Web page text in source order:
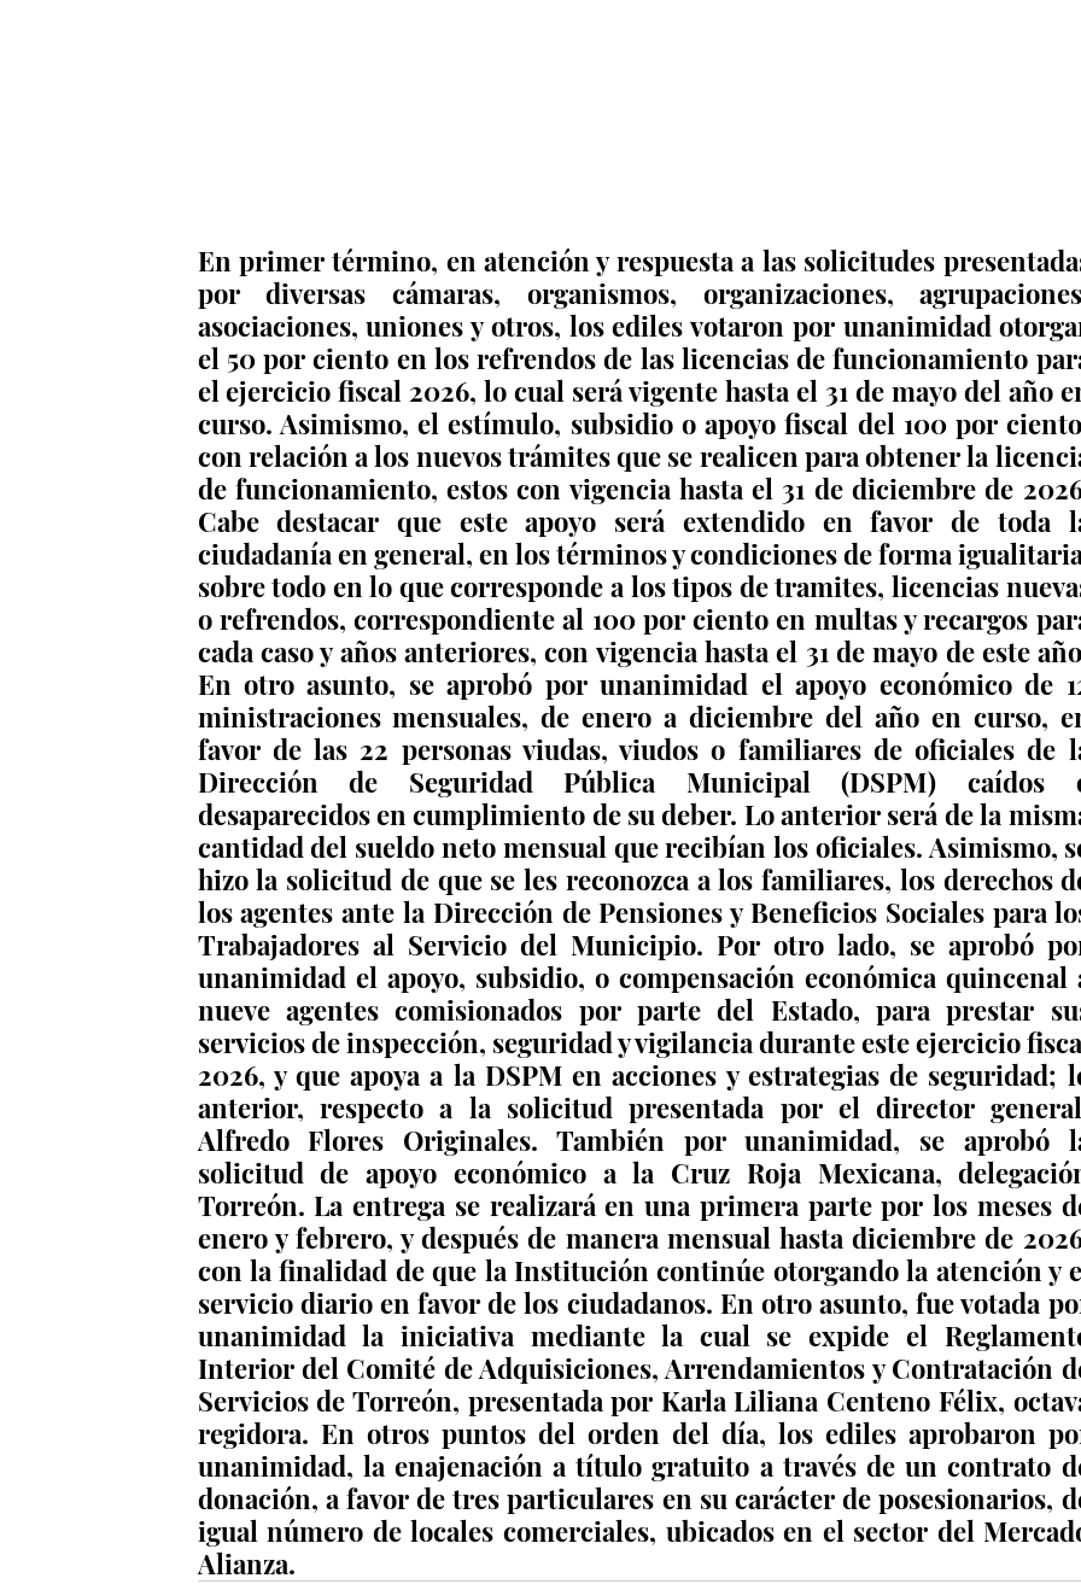
En primer término, en atención y respuesta a las solicitudes
por diversas cámaras, organismos, organizaciones,
asociaciones, uniones y otros, los ediles votaron por unanimidad
el 50 por ciento en los refrendos de las licencias de funcionamiento
el ejercicio fiscal 2026, lo cual será vigente hasta el 31 de mayo del año
curso. Asimismo, el estímulo, subsidio o apoyo fiscal del 100 por
con relación a los nuevos trámites que se realicen para obtener la
de funcionamiento, estos con vigencia hasta el 31 de diciembre de
Cabe destacar que este apoyo será extendido en favor de toda
ciudadanía en general, en los términos y condiciones de forma
sobre todo en lo que corresponde a los tipos de tramites, licencias
o refrendos, correspondiente al 100 por ciento en multas y recargos
cada caso y años anteriores, con vigencia hasta el 31 de mayo de este
En otro asunto, se aprobó por unanimidad el apoyo económico de
ministraciones mensuales, de enero a diciembre del año en curso,
favor de las 22 personas viudas, viudos o familiares de oficiales de
Dirección de Seguridad Pública Municipal (DSPM) caídos
desaparecidos en cumplimiento de su deber. Lo anterior será de la
cantidad del sueldo neto mensual que recibían los oficiales. Asimismo,
hizo la solicitud de que se les reconozca a los familiares, los derechos
los agentes ante la Dirección de Pensiones y Beneficios Sociales para
Trabajadores al Servicio del Municipio. Por otro lado, se aprobó
unanimidad el apoyo, subsidio, o compensación económica quincenal
nueve agentes comisionados por parte del Estado, para prestar
servicios de inspección, seguridad y vigilancia durante este ejercicio
2026, y que apoya a la DSPM en acciones y estrategias de seguridad;
anterior, respecto a la solicitud presentada por el director
Alfredo Flores Originales. También por unanimidad, se aprobó
solicitud de apoyo económico a la Cruz Roja Mexicana,
Torreón. La entrega se realizará en una primera parte por los meses
enero y febrero, y después de manera mensual hasta diciembre de
con la finalidad de que la Institución continúe otorgando la atención y
servicio diario en favor de los ciudadanos. En otro asunto, fue votada
unanimidad la iniciativa mediante la cual se expide el
Interior del Comité de Adquisiciones, Arrendamientos y Contratación
Servicios de Torreón, presentada por Karla Liliana Centeno Félix,
regidora. En otros puntos del orden del día, los ediles aprobaron
unanimidad, la enajenación a título gratuito a través de un contrato
donación, a favor de tres particulares en su carácter de posesionarios,
igual número de locales comerciales, ubicados en el sector del
Alianza.